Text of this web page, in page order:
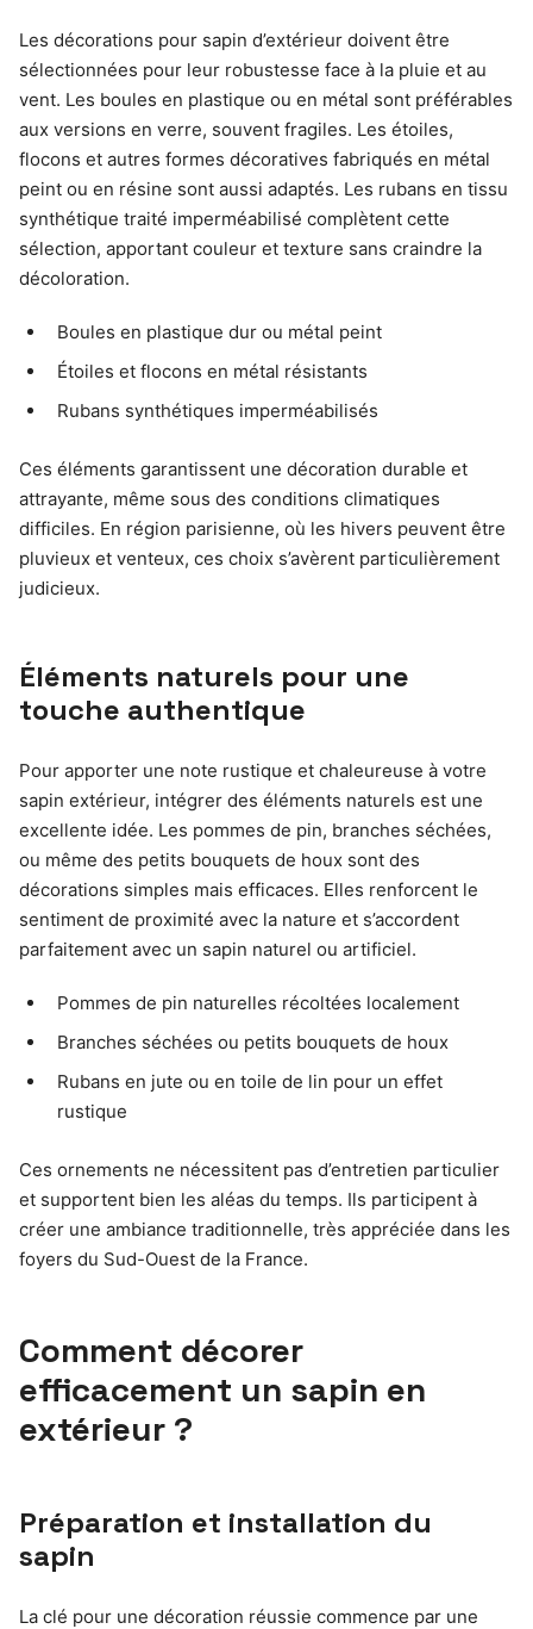
Les décorations pour sapin d’extérieur doivent être
sélectionnées pour leur robustesse face à la pluie et au
vent. Les boules en plastique ou en métal sont préférables
aux versions en verre, souvent fragiles. Les étoiles,
flocons et autres formes décoratives fabriqués en métal
peint ou en résine sont aussi adaptés. Les rubans en tissu
synthétique traité imperméabilisé complètent cette
sélection, apportant couleur et texture sans craindre la
décoloration.
Boules en plastique dur ou métal peint
Étoiles et flocons en métal résistants
Rubans synthétiques imperméabilisés
Ces éléments garantissent une décoration durable et
attrayante, même sous des conditions climatiques
difficiles. En région parisienne, où les hivers peuvent être
pluvieux et venteux, ces choix s’avèrent particulièrement
judicieux.
Éléments naturels pour une
touche authentique
Pour apporter une note rustique et chaleureuse à votre
sapin extérieur, intégrer des éléments naturels est une
excellente idée. Les pommes de pin, branches séchées,
ou même des petits bouquets de houx sont des
décorations simples mais efficaces. Elles renforcent le
sentiment de proximité avec la nature et s’accordent
parfaitement avec un sapin naturel ou artificiel.
Pommes de pin naturelles récoltées localement
Branches séchées ou petits bouquets de houx
Rubans en jute ou en toile de lin pour un effet
rustique
Ces ornements ne nécessitent pas d’entretien particulier
et supportent bien les aléas du temps. Ils participent à
créer une ambiance traditionnelle, très appréciée dans les
foyers du Sud-Ouest de la France.
Comment décorer
efficacement un sapin en
extérieur ?
Préparation et installation du
sapin
La clé pour une décoration réussie commence par une